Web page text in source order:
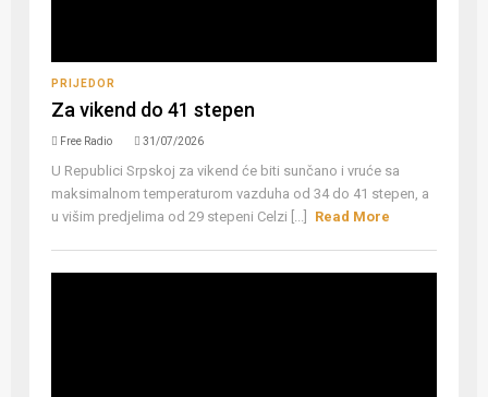
PRIJEDOR
Za vikend do 41 stepen
Free Radio 31/07/2026
U Republici Srpskoj za vikend će biti sunčano i vruće sa
maksimalnom temperaturom vazduha od 34 do 41 stepen, a
u višim predjelima od 29 stepeni Celzi [...]
Read More